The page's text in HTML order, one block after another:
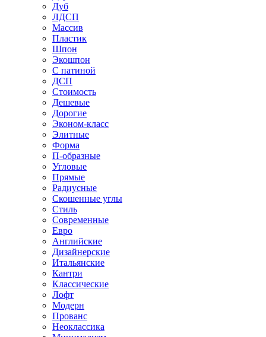
Дуб
ЛДСП
Массив
Пластик
Шпон
Экошпон
С патиной
ДСП
Стоимость
Дешевые
Дорогие
Эконом-класс
Элитные
Форма
П-образные
Угловые
Прямые
Радиусные
Скошенные углы
Стиль
Современные
Евро
Английские
Дизайнерские
Итальянские
Кантри
Классические
Лофт
Модерн
Прованс
Неоклассика